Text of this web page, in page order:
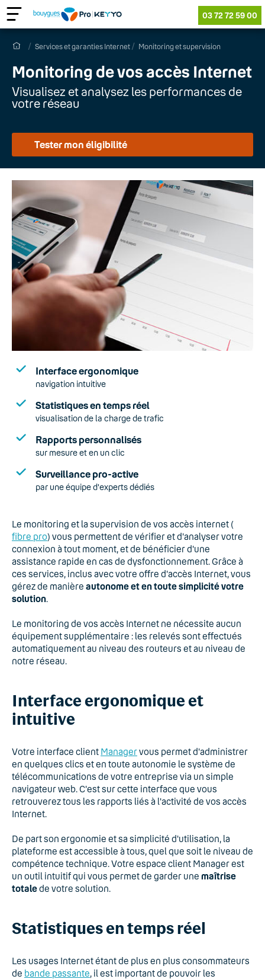
03 72 72 59 00
Services et garanties Internet Monitoring et supervision
Monitoring de vos accès Internet
Visualisez et analysez les performances de
votre réseau
Tester mon éligibilité
Interface ergonomique
navigation intuitive
Statistiques en temps réel
visualisation de la charge de trafic
Rapports personnalisés
sur mesure et en un clic
Surveillance pro-active
par une équipe d'experts dédiés
Le monitoring et la supervision de vos accès internet (
fibre pro) vous permettent de vérifier et d'analyser votre
connexion à tout moment, et de bénéficier d'une
assistance rapide en cas de dysfonctionnement. Grâce à
ces services, inclus avec votre offre d'accès Internet, vous
gérez de manière autonome et en toute simplicité votre
solution.
Le monitoring de vos accès Internet ne nécessite aucun
équipement supplémentaire : les relevés sont effectués
automatiquement au niveau des routeurs et au niveau de
notre réseau.
Interface ergonomique et
intuitive
Votre interface client Managervous permet d'administrer
en quelques clics et en toute autonomie le système de
télécommunications de votre entreprise via un simple
navigateur web. C'est sur cette interface que vous
retrouverez tous les rapports liés à l'activité de vos accès
Internet.
De part son ergonomie et sa simplicité d'utilisation, la
plateforme est accessible à tous, quel que soit le niveau de
compétence technique. Votre espace client Manager est
un outil intuitif qui vous permet de garder une maîtrise
totalede votre solution.
Statistiques en temps réel
Les usages Internet étant de plus en plus consommateurs
de bande passante, il est important de pouvoir les